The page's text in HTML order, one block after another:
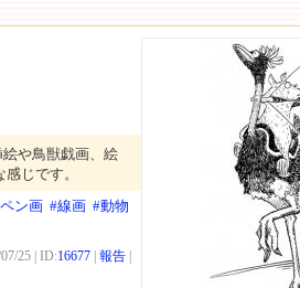
や鳥獣戯画、絵
じです。
ン画 #線画 #動物
25 | ID:16677 報告